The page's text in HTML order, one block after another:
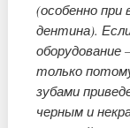
(особенно при
дентина).
только
зубами
черным и